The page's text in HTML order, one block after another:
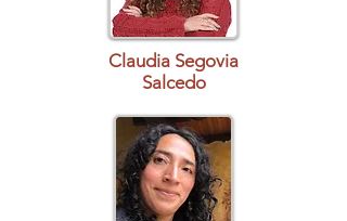
Claudia Segovia
Salcedo